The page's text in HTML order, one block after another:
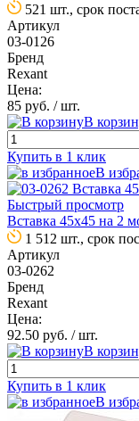
521 шт., срок
Артикул
03-0126
Бренд
Rexant
Цена:
85 руб. / шт.
В
Купить в 1 клик
В
Быстрый просмотр
Вставка 45х45 на 2
1 512 шт., срок
Артикул
03-0262
Бренд
Rexant
Цена:
92.50 руб. / шт.
В
Купить в 1 клик
В